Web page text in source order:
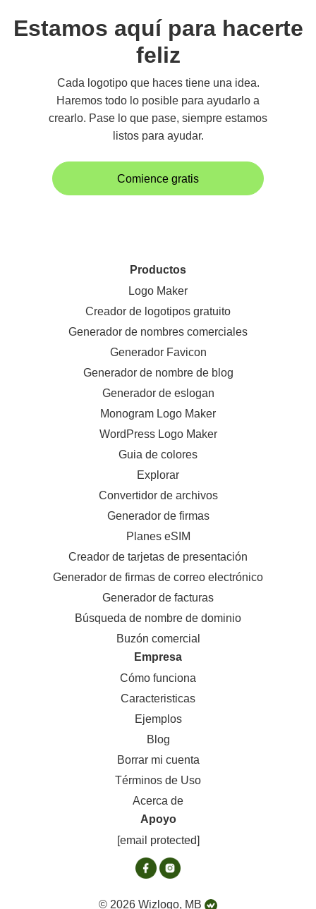
Estamos aquí para hacerte
feliz
Cada logotipo que haces tiene una idea.
Haremos todo lo posible para ayudarlo a
crearlo. Pase lo que pase, siempre estamos
listos para ayudar.
Comience gratis
Productos
Logo Maker
Creador de logotipos gratuito
Generador de nombres comerciales
Generador Favicon
Generador de nombre de blog
Generador de eslogan
Monogram Logo Maker
WordPress Logo Maker
Guia de colores
Explorar
Convertidor de archivos
Generador de firmas
Planes eSIM
Creador de tarjetas de presentación
Generador de firmas de correo electrónico
Generador de facturas
Búsqueda de nombre de dominio
Buzón comercial
Empresa
Cómo funciona
Caracteristicas
Ejemplos
Blog
Borrar mi cuenta
Términos de Uso
Acerca de
Apoyo
[email protected]
© 2026 Wizlogo, MB